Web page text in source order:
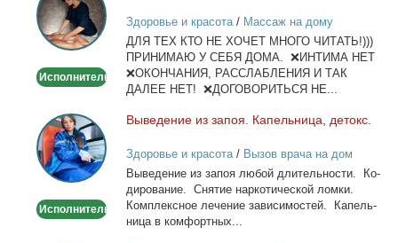
лица
и
тела
Исполнитель
Здоровье и красота/ Массаж на дому
ДЛЯ ТЕХ КТО НЕ ХОЧЕТ МНОГО ЧИТАТЬ!)))
ПРИНИМАЮ У СЕБЯ ДОМА. ❌ИНТИМА НЕТ
❌ОКОНЧАНИЯ, РАССЛАБЛЕНИЯ И ТАК
ДАЛЕЕ НЕТ! ❌ДОГОВОРИТЬСЯ НЕ...
Выведение
из
запоя.
Капельница,
Исполнитель
Вы­ве­де­ние из за­поя. Ка­пель­ни­ца, де­токс.
Здоровье и красота/ Вызов врача на дом
Вы­ве­де­ние из за­поя лю­бой дли­тель­но­сти. Ко­
ди­ро­ва­ние. Сня­тие нар­ко­ти­че­ской лом­ки.
Ком­плекс­ное ле­че­ние за­ви­си­мо­стей. Ка­пель­
ни­ца в ком­форт­ных...